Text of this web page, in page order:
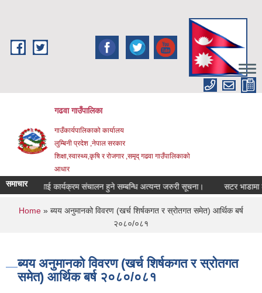
गढवा गाउँपालिका
गाउँकार्यपालिकाको कार्यालय
लुम्बिनी प्रदेश ,नेपाल सरकार
शिक्षा,स्वास्थ्य,कृषि र रोजगार ,समृद् गढवा गाउँपालिकाको
आधार
समाचारसुनुवाई कार्यक्रम संचालन हुने सम्बन्धि अत्यन्त जरुरी सूचना। सटर भाडामा
You are here
Home » ब्यय अनुमानको विवरण (खर्च शिर्षकगत र स्रोतगत समेत) आर्थिक बर्ष
२०८०/०८१
ब्यय अनुमानको विवरण (खर्च शिर्षकगत र स्रोतगत
समेत) आर्थिक बर्ष २०८०/०८१